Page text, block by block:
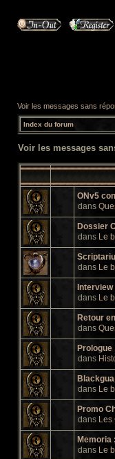
Voir les messages sans
Index du forum
Voir les messages
ONv5
dans
Dossier
dans Le
dans Le
dans Le
Retour
dans
Prologue
dans
dans Le
Promo
dans Les
Memoria
dans Le